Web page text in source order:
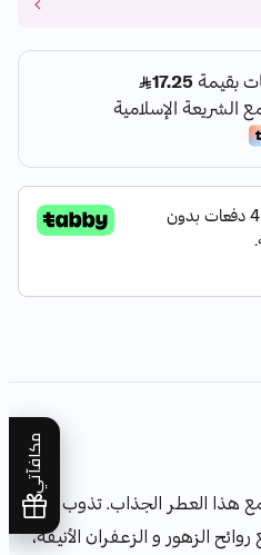
مكافآتي
هذا العطر الجذاب. تذوب رائحة
الزهور و الزعفران الأنيقة،